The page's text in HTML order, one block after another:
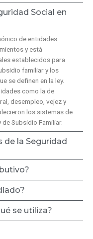
Social en
de entidades
y está
establecidos para
familiar y los
se definen en la ley.
como la de
desempleo, vejez y
los sistemas de
Subsidio Familiar.
de la Seguridad
se utiliza?